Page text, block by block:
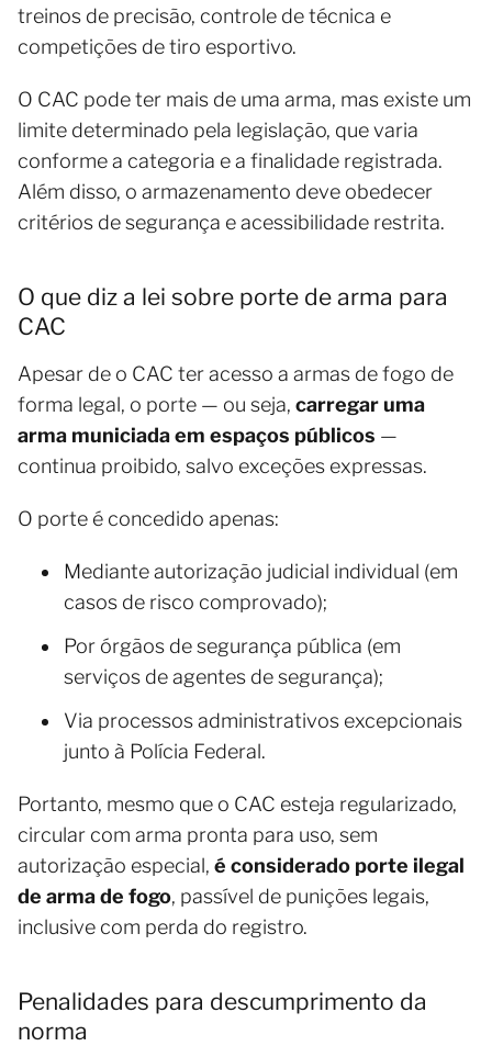
treinos de precisão, controle de técnica e
competições de tiro esportivo.
O CAC pode ter mais de uma arma, mas existe um
limite determinado pela legislação, que varia
conforme a categoria e a finalidade registrada.
Além disso, o armazenamento deve obedecer
critérios de segurança e acessibilidade restrita.
O que diz a lei sobre porte de arma para
CAC
Apesar de o CAC ter acesso a armas de fogo de
forma legal, o porte — ou seja, carregar uma
arma municiada em espaços públicos —
continua proibido, salvo exceções expressas.
O porte é concedido apenas:
Mediante autorização judicial individual (em
casos de risco comprovado);
Por órgãos de segurança pública (em
serviços de agentes de segurança);
Via processos administrativos excepcionais
junto à Polícia Federal.
Portanto, mesmo que o CAC esteja regularizado,
circular com arma pronta para uso, sem
autorização especial, é considerado porte ilegal
de arma de fogo, passível de punições legais,
inclusive com perda do registro.
Penalidades para descumprimento da
norma